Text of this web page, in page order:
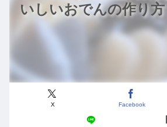
いしいおでんの作り
X Facebook